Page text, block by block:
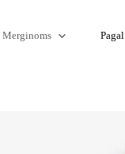
Merginoms